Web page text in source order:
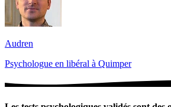
Audren
Psychologue en libéral à Quimper